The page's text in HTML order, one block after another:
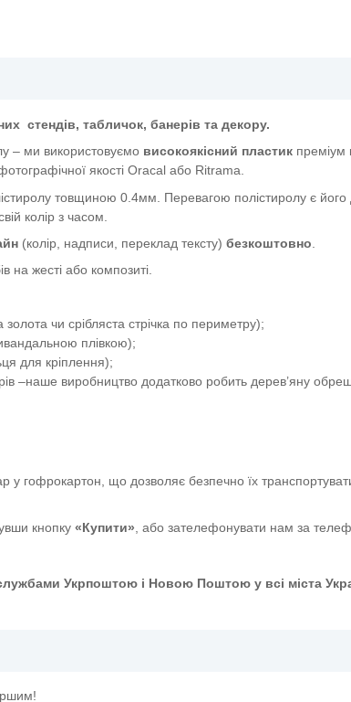
стендів, табличок, банерів та декору.
– ми використовуємо високоякісний пластик
якості Oracal або Ritrama.
товщиною 0.4мм. Перевагою полістиролу є його
колір з часом.
(колір, надписи, переклад тексту) безкоштовно
на жесті або композиті.
чи срібляста стрічка по периметру);
плівкою);
для кріплення);
–наше виробництво додатково робить дерев’яну
у гофрокартон, що дозволяє безпечно їх
кнопку «Купити» , або зателефонувати нам за
Укрпоштою і Новою Поштою у всі міста